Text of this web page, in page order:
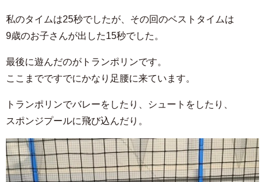
私のタイムは25秒でしたが、その回のベストタイムは
9歳のお子さんが出した15秒でした。
最後に遊んだのがトランポリンです。
ここまでですでにかなり足腰に来ています。
トランポリンでバレーをしたり、シュートをしたり、
スポンジプールに飛び込んだり。